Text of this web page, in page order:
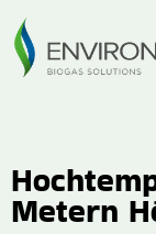
Metern